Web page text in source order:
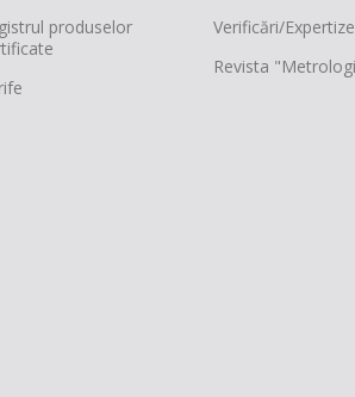
produselor
Verificări/Expertize
Revista